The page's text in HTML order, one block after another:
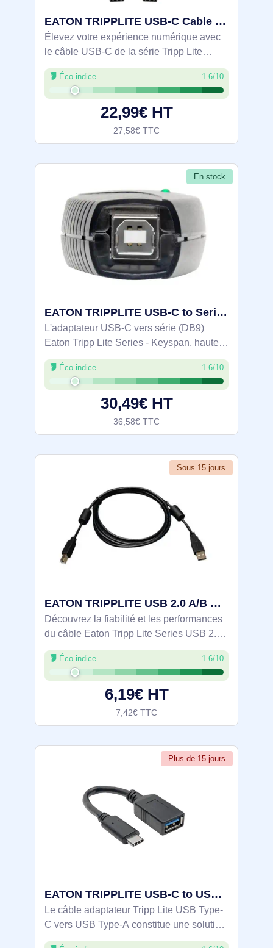
EATON TRIPPLITE USB-C Cable M/M - USB 3.1 Gen 1 - U420-006-5A
Élevez votre expérience numérique avec
le câble USB-C de la série Tripp Lite
d'Eaton. Conçu pour un transfert de
données à grande vitesse et une charge
efficace, ce câble exploite la puissance de
Éco-indice 1.6/10
22,99€ HT
27,58€ TTC
En stock
EATON TRIPPLITE USB-C to Serial DB9 RS232 Adapter - USA-19HS-C
L'adaptateur USB-C vers série (DB9)
Eaton Tripp Lite Series - Keyspan, haute
vitesse (M/M), offre une solution
transparente pour connecter des
périphériques série à un port USB-C. Avec
Éco-indice 1.6/10
30,49€ HT
36,58€ TTC
Sous 15 jours
EATON TRIPPLITE USB 2.0 A/B Cable with Ferrite Chokes - U023-006
Découvrez la fiabilité et les performances
du câble Eaton Tripp Lite Series USB 2.0
A to B, une solution de connectivité de
1,83 m (6 ft) conçue pour répondre à vos
besoins en matière de transfert de
Éco-indice 1.6/10
6,19€ HT
7,42€ TTC
Plus de 15 jours
EATON TRIPPLITE USB-C to USB-A Adapter M/F USB 3.1 - U428-C6N-F
Le câble adaptateur Tripp Lite USB Type-
C vers USB Type-A constitue une solution
polyvalente et durable pour connecter des